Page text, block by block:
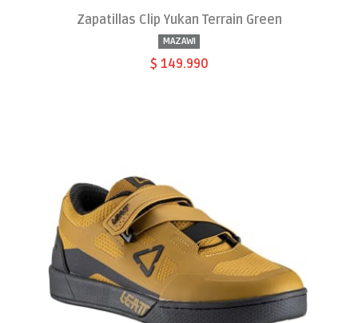
Zapatillas Clip Yukan Terrain Green
MAZAWI
$ 149.990